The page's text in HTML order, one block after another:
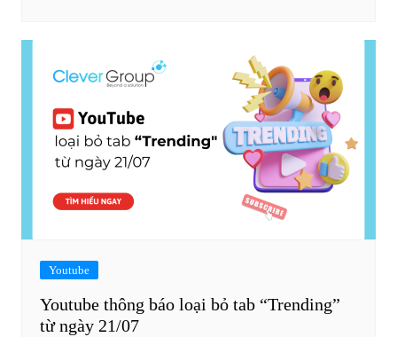
Youtube
Youtube thông báo loại bỏ tab “Trending”
từ ngày 21/07